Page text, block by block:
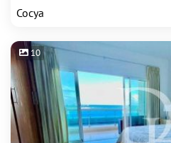
Сосуа
10